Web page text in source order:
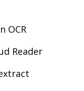
OCR
Reader